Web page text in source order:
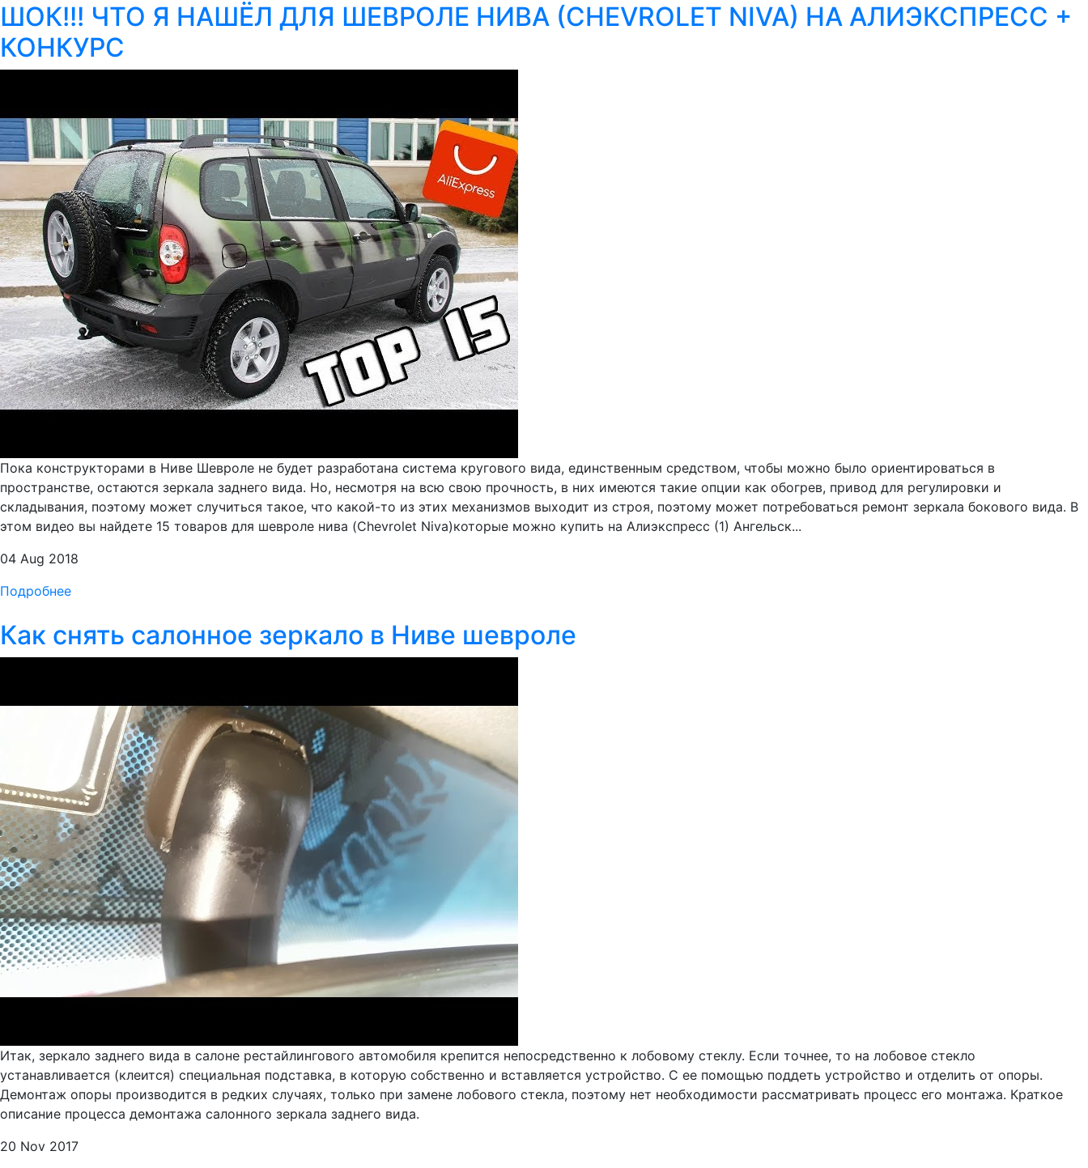
ШОК!!! ЧТО Я НАШЁЛ ДЛЯ ШЕВРОЛЕ НИВА (CHEVROLET NIVA) НА АЛИЭКСПРЕСС +
КОНКУРС
Пока конструкторами в Ниве Шевроле не будет разработана система кругового вида, единственным средством, чтобы можно было ориентироваться в
пространстве, остаются зеркала заднего вида. Но, несмотря на всю свою прочность, в них имеются такие опции как обогрев, привод для регулировки и
складывания, поэтому может случиться такое, что какой-то из этих механизмов выходит из строя, поэтому может потребоваться ремонт зеркала бокового вида. В
этом видео вы найдете 15 товаров для шевроле нива (Chevrolet Niva)которые можно купить на Алиэкспресс (1) Ангельск...
04 Aug 2018
Подробнее
Как снять салонное зеркало в Ниве шевроле
Итак, зеркало заднего вида в салоне рестайлингового автомобиля крепится непосредственно к лобовому стеклу. Если точнее, то на лобовое стекло
устанавливается (клеится) специальная подставка, в которую собственно и вставляется устройство. С ее помощью поддеть устройство и отделить от опоры.
Демонтаж опоры производится в редких случаях, только при замене лобового стекла, поэтому нет необходимости рассматривать процесс его монтажа. Краткое
описание процесса демонтажа салонного зеркала заднего вида.
20 Nov 2017